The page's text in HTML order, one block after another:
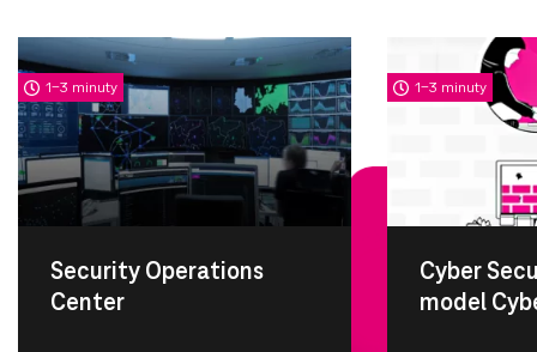
1-3 minuty
Security Operations
Center
1-3 minuty
Cyber
model